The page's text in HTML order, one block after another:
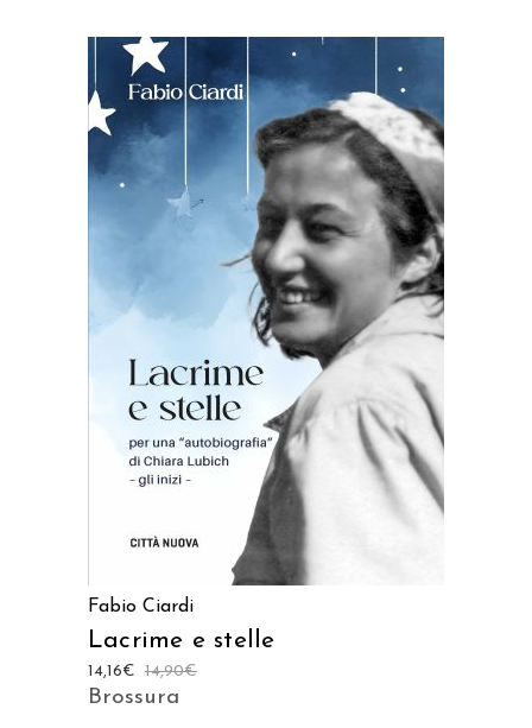
AGGIUNGI AL CARRELLO
Fabio Ciardi
Lacrime e stelle
14,90€
14,16€
Brossura